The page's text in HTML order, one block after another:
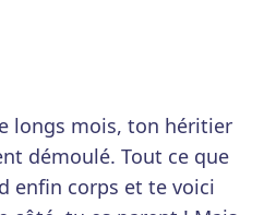
longs mois, ton héritier
démoulé. Tout ce que
enfin corps et te voici